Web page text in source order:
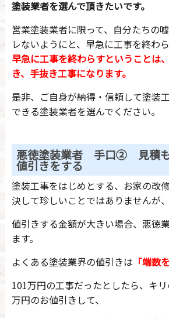
塗装業者を選んで頂きたいです。
営業塗装業者に限って、自分たちの
レないようにと、早急に工事を終わ
早急に工事を終わらすということは
き、手抜き工事になります。
是非、ご自身が納得・信頼して塗装
できる塗装業者を選んでください。
悪徳塗装業者 手口② 見積も
値引きをする
塗装工事をはじめとする、お家の改
決して珍しいことではありませんが、
値引きする金額が大きい場合、悪徳
ます。
よくある塗装業界の値引きは 「端数
101万円の工事だったとしたら、キ
万円のお値引きして、